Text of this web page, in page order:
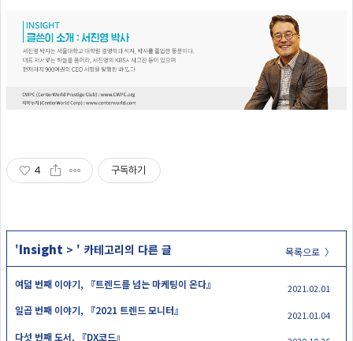
4 구독하기
목록으로 〉
'Insight> ' 카테고리의 다른 글
여덟 번째 이야기, 『트렌드를 넘는 마케팅이 온다』 2021.02.01
일곱 번째 이야기, 『2021 트렌드 모니터』 2021.01.04
다섯 번째 도서, 『DX코드』